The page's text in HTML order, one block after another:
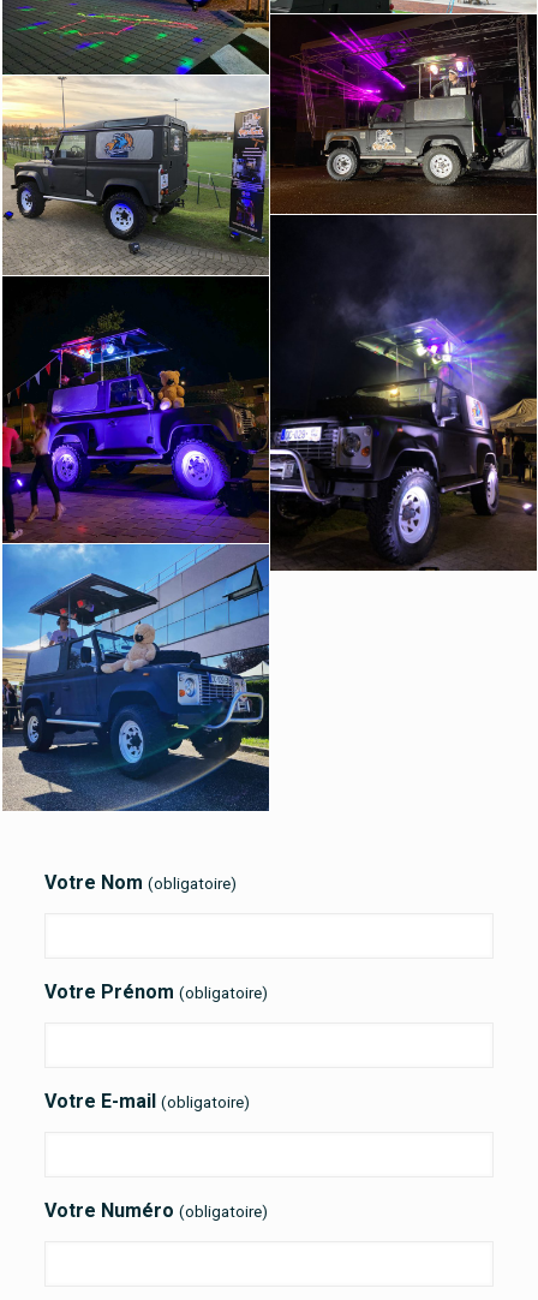
Votre Nom (obligatoire)
Votre Prénom (obligatoire)
Votre E-mail (obligatoire)
Votre Numéro (obligatoire)